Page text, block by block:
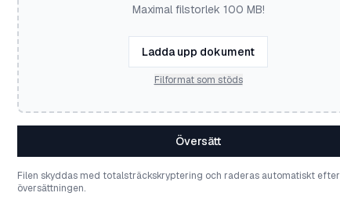
Maximal filstorlek 100 MB!
Ladda upp dokument
Filformat som stöds
Översätt
Filen skyddas med totalsträckskryptering och raderas automatiskt efter
översättningen.